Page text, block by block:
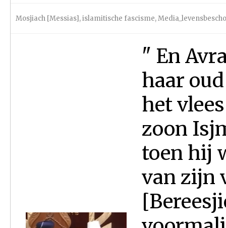
Mosjiach [Messias],islamitische fascisme,
" En
haar
het
zoon
toen hij
van zijn